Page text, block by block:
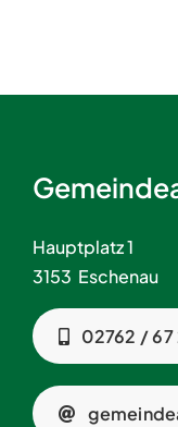
Hauptplatz 1
3153 Eschenau
02762 /